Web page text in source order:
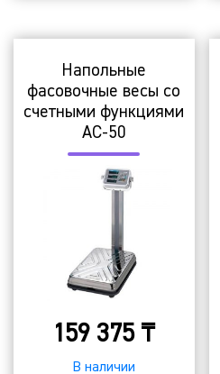
Напольные
фасовочные весы со
счетными функциями
АC-50
159 375 ₸
В наличии